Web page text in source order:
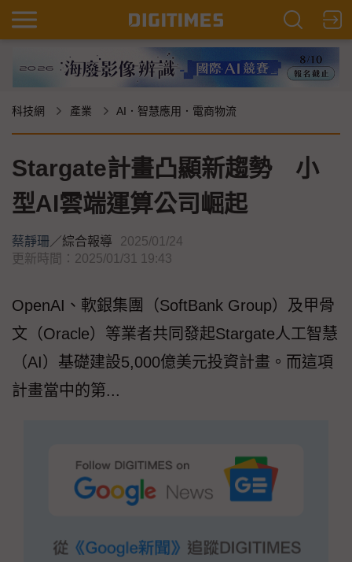
科技網 產業 AI．智慧應用．電商物流
Stargate計畫凸顯新趨勢 小
型AI雲端運算公司崛起
蔡靜珊／綜合報導
2025/01/24
更新時間：2025/01/31 19:43
OpenAI、軟銀集團（SoftBank Group）及甲骨
文（Oracle）等業者共同發起Stargate人工智慧
（AI）基礎建設5,000億美元投資計畫。而這項
計畫當中的第...